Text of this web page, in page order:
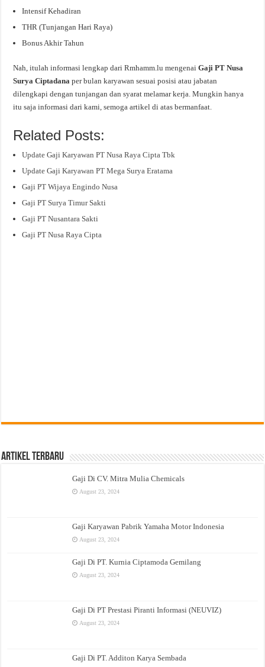
Intensif Kehadiran
THR (Tunjangan Hari Raya)
Bonus Akhir Tahun
Nah, itulah informasi lengkap dari Rmhamm.lu mengenaiGaji PT Nusa
Surya Ciptadanaper bulan karyawan sesuai posisi atau jabatan
dilengkapi dengan tunjangan dan syarat melamar kerja. Mungkin hanya
itu saja informasi dari kami, semoga artikel di atas bermanfaat.
Related Posts:
Update Gaji Karyawan PT Nusa Raya Cipta Tbk
Update Gaji Karyawan PT Mega Surya Eratama
Gaji PT Wijaya Engindo Nusa
Gaji PT Surya Timur Sakti
Gaji PT Nusantara Sakti
Gaji PT Nusa Raya Cipta
Artikel Terbaru
Gaji Di CV. Mitra Mulia Chemicals
August 23, 2024
Gaji Karyawan Pabrik Yamaha Motor Indonesia
August 23, 2024
Gaji Di PT. Kurnia Ciptamoda Gemilang
August 23, 2024
Gaji Di PT Prestasi Piranti Informasi (NEUVIZ)
August 23, 2024
Gaji Di PT. Additon Karya Sembada